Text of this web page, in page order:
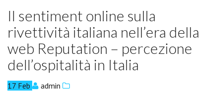
Il sentiment online sulla
rivettività italiana nell’era della
web Reputation – percezione
dell’ospitalità in Italia
17 Feb admin